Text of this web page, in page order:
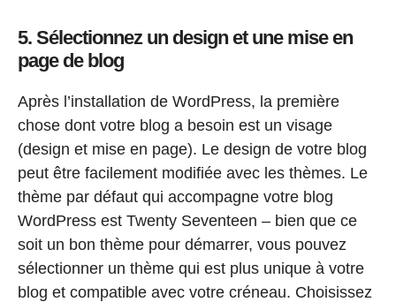
5. Sélectionnez un design et une mise en
page de blog
Après l’installation de WordPress, la première
chose dont votre blog a besoin est un visage
(design et mise en page). Le design de votre blog
peut être facilement modifiée avec les thèmes. Le
thème par défaut qui accompagne votre blog
WordPress est Twenty Seventeen – bien que ce
soit un bon thème pour démarrer, vous pouvez
sélectionner un thème qui est plus unique à votre
blog et compatible avec votre créneau. Choisissez